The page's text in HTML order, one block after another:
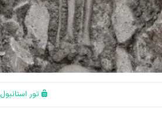
تور استانبول